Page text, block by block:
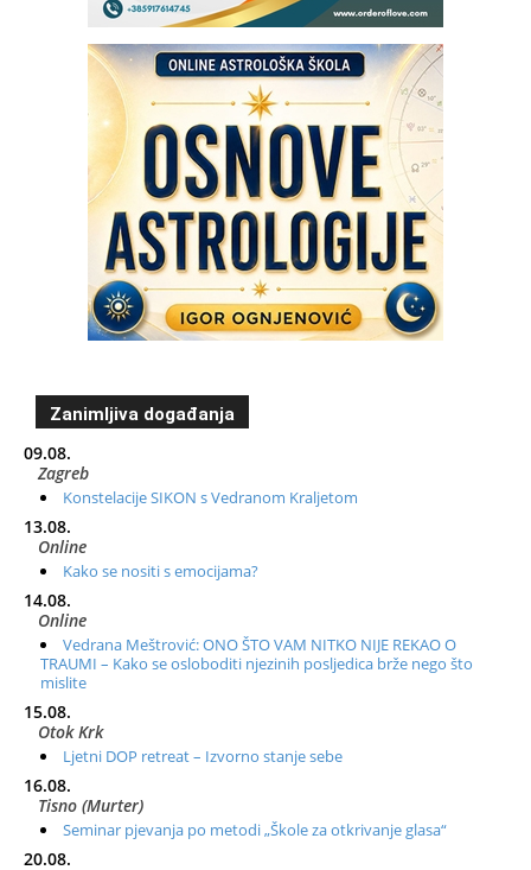
Zanimljiva događanja
09.08.
Zagreb
Konstelacije SIKON s Vedranom Kraljetom
13.08.
Online
Kako se nositi s emocijama?
14.08.
Online
Vedrana Meštrović: ONO ŠTO VAM NITKO NIJE REKAO O
TRAUMI – Kako se osloboditi njezinih posljedica brže nego što
mislite
15.08.
Otok Krk
Ljetni DOP retreat – Izvorno stanje sebe
16.08.
Tisno (Murter)
Seminar pjevanja po metodi „Škole za otkrivanje glasa“
20.08.